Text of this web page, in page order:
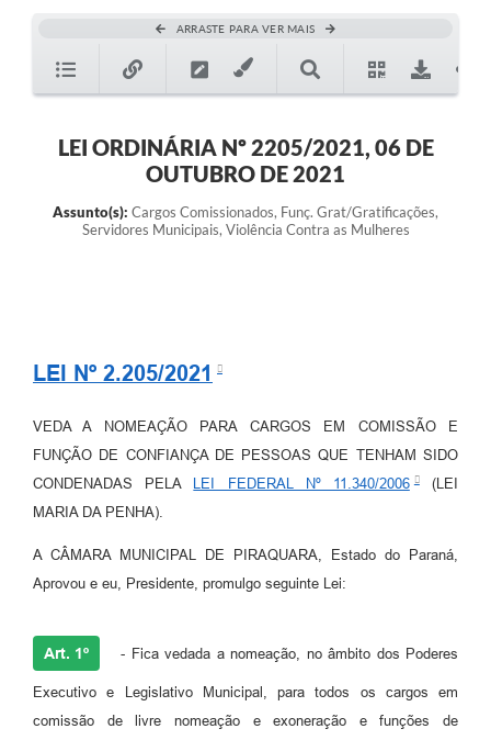
ARRASTE PARA VER MAIS
LEI ORDINÁRIA Nº 2205/2021, 06 DE
OUTUBRO DE 2021
Assunto(s): Cargos Comissionados, Funç. Grat/Gratificações,
Servidores Municipais, Violência Contra as Mulheres
LEI Nº 2.205/2021
VEDA A NOMEAÇÃO PARA CARGOS EM COMISSÃO E
FUNÇÃO DE CONFIANÇA DE PESSOAS QUE TENHAM SIDO
CONDENADAS PELA
LEI FEDERAL Nº 11.340/2006 (LEI
MARIA DA PENHA).
A CÂMARA MUNICIPAL DE PIRAQUARA, Estado do Paraná,
Aprovou e eu, Presidente, promulgo seguinte Lei:
Art. 1º - Fica vedada a nomeação, no âmbito dos Poderes
Executivo e Legislativo Municipal, para todos os cargos em
comissão de livre nomeação e exoneração e funções de